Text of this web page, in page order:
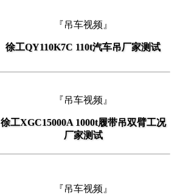
『吊车视频』
徐工QY110K7C 110t汽车吊厂家测试
『吊车视频』
徐工XGC15000A 1000t履带吊双臂工况
厂家测试
『吊车视频』